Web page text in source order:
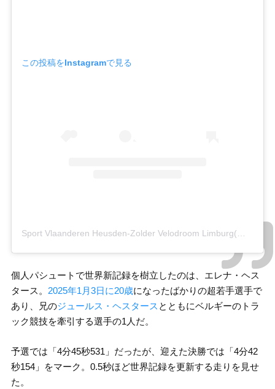
この投稿をInstagramで見る
個人パシュートで世界新記録を樹立したのは、エレナ・ヘス
タース。 2025年1月3日に20歳になったばかりの超若手選手で
あり、兄のジュールス・ヘスタース とともにベルギーのトラ
ック競技を牽引する選手の1人だ。
予選では「4分45秒531」だったが、迎えた決勝では「4分42
秒154」をマーク。0.5秒ほど世界記録を更新する走りを見せ
た。